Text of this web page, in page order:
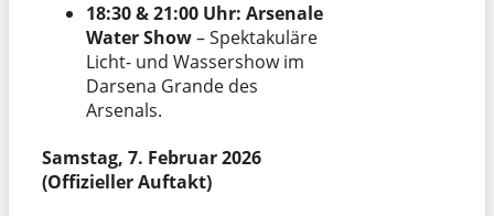
18:30 & 21:00 Uhr: Arsenale
Water Show– Spektakuläre
Licht- und Wassershow im
Darsena Grande des
Arsenals.
Samstag, 7. Februar 2026
(Offizieller Auftakt)